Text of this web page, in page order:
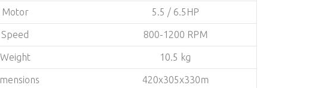
Motor 5.5 / 6.5HP
Speed 800-1200 RPM
Weight 10.5 kg
420x305x330m